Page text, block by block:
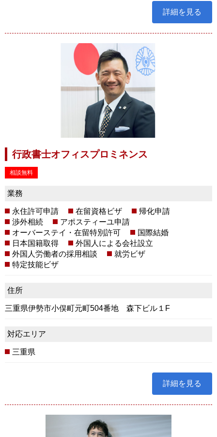
詳細を見る
行政書士オフィスプロミネンス
相談無料
業務
永住許可申請 在留資格ビザ
帰化申請
渉外相続
アポスティーユ申請
オーバーステイ・在留特別許可
国際結婚
日本国籍取得
外国人による会社設立
外国人労働者の採用相談
就労ビザ
特定技能ビザ
住所
三重県伊勢市小俣町元町504番地 森下ビル１F
対応エリア
三重県
詳細を見る